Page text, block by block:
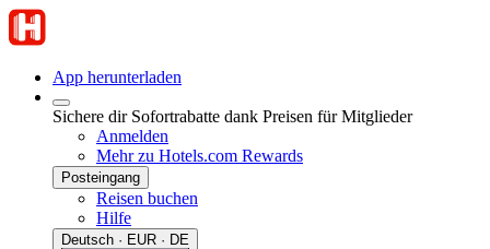
App herunterladen
Sichere dir Sofortrabatte dank Preisen für Mitglieder
Anmelden
Mehr zu Hotels.com Rewards
Posteingang
Reisen buchen
Hilfe
Deutsch · EUR · DE